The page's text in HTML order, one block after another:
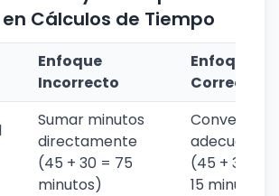
en Cálculos de Tiempo
Enfoque
Incorrecto
Enfoque
Correcto
Sumar minutos
directamente
(45 + 30 = 75
minutos)
Convertir
(45 + 30 = 1
15 minutos)